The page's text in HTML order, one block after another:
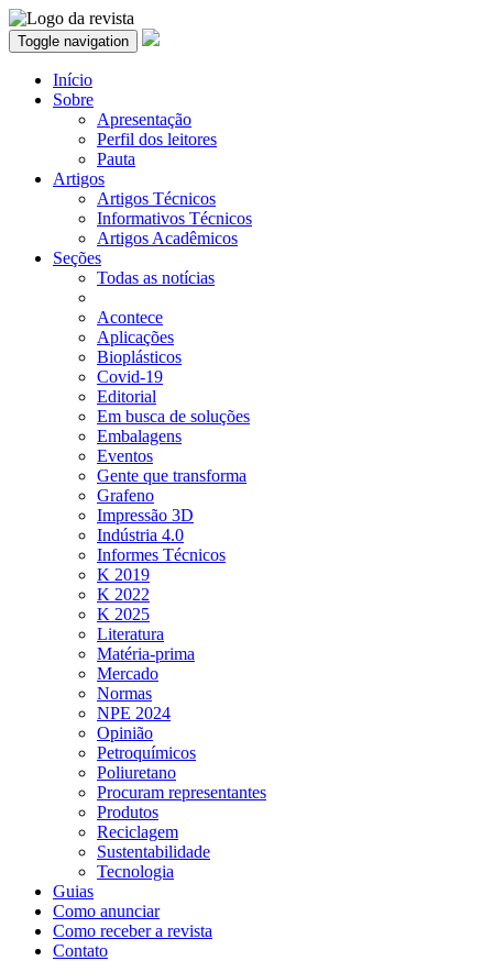
Toggle navigation
Início
Sobre
Apresentação
Perfil dos leitores
Pauta
Artigos
Artigos Técnicos
Informativos Técnicos
Artigos Acadêmicos
Seções
Todas as notícias
Acontece
Aplicações
Bioplásticos
Covid-19
Editorial
Em busca de soluções
Embalagens
Eventos
Gente que transforma
Grafeno
Impressão 3D
Indústria 4.0
Informes Técnicos
K 2019
K 2022
K 2025
Literatura
Matéria-prima
Mercado
Normas
NPE 2024
Opinião
Petroquímicos
Poliuretano
Procuram representantes
Produtos
Reciclagem
Sustentabilidade
Tecnologia
Guias
Como anunciar
Como receber a revista
Contato